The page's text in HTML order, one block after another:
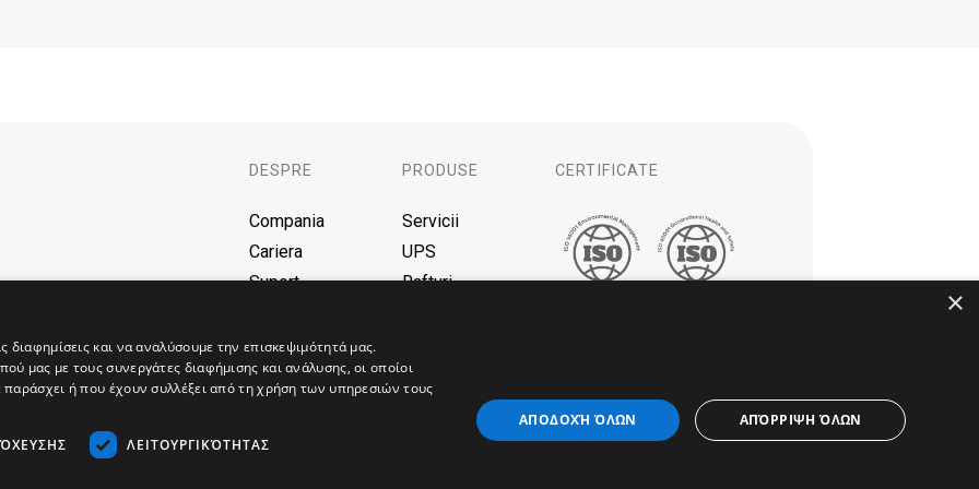
DESPRE
Compania
Cariera
Suport
Blog
PRODUSE
Servicii
UPS
Rafturi
Γεννήτριες
Φορτιστές EV
CERTIFICATE
×
και να αναλύσουμε την επισκεψιμότητά μας.
μας με τους συνεργάτες διαφήμισης και ανάλυσης, οι οποίοι
ή που έχουν συλλέξει από τη χρήση των υπηρεσιών τους
ΛΕΙΤΟΥΡΓΙΚΌΤΗΤΑΣ
ΑΠΟΔΟΧΉ ΌΛΩΝ ΑΠΌΡΡΙΨΗ ΌΛΩΝ